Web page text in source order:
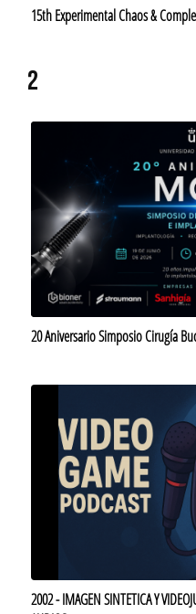
15th Experimental Chaos &
2
20 Aniversario Simposio Cirugía
2002 - IMAGEN SINTETICA Y